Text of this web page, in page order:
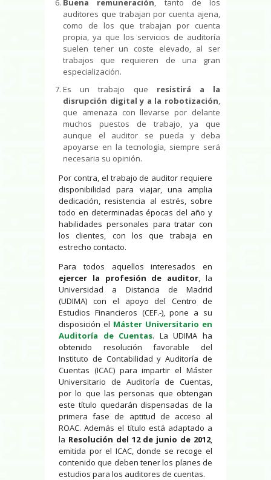
Buena remuneración, tanto de los
auditores que trabajan por cuenta ajena,
como de los que trabajan por cuenta
propia, ya que los servicios de auditoría
suelen tener un coste elevado, al ser
trabajos que requieren de una gran
especialización.
Es un trabajo que resistirá a la
disrupción digital y a la robotización,
que amenaza con llevarse por delante
muchos puestos de trabajo, ya que
aunque el auditor se pueda y deba
apoyarse en la tecnología, siempre será
necesaria su opinión.
Por contra, el trabajo de auditor requiere
disponibilidad para viajar, una amplia
dedicación, resistencia al estrés, sobre
todo en determinadas épocas del año y
habilidades personales para tratar con
los clientes, con los que trabaja en
estrecho contacto.
Para todos aquellos interesados en
ejercer la profesión de auditor, la
Universidad a Distancia de Madrid
(UDIMA) con el apoyo del Centro de
Estudios Financieros (CEF.-), pone a su
disposición el Máster Universitario en
Auditoría de Cuentas. La UDIMA ha
obtenido resolución favorable del
Instituto de Contabilidad y Auditoría de
Cuentas (ICAC) para impartir el Máster
Universitario de Auditoría de Cuentas,
por lo que las personas que obtengan
este título quedarán dispensadas de la
primera fase de aptitud de acceso al
ROAC. Además el título está adaptado a
la Resolución del 12 de junio de 2012,
emitida por el ICAC, donde se recoge el
contenido que deben tener los planes de
estudios para los auditores de cuentas.